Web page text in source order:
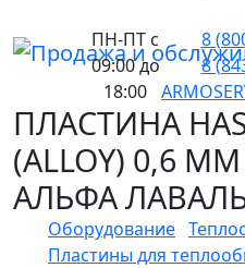
ПН-ПТ с
09:00 до
18:00
8
8
ПЛАСТИНА
(ALLOY) 0,6
АЛЬФА ЛАВАЛЬ
Оборудование
Пластины для